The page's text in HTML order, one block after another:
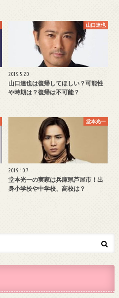
山口達也
2019.5.20
山口達也は復帰してほしい？可能性
や時期は？復帰は不可能？
堂本光一
2019.10.7
堂本光一の実家は兵庫県芦屋市！出
身小学校や中学校、高校は？